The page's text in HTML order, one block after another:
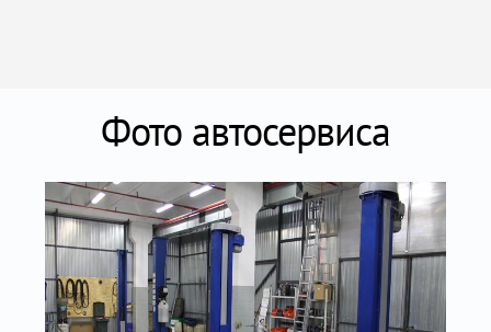
Фото автосервиса